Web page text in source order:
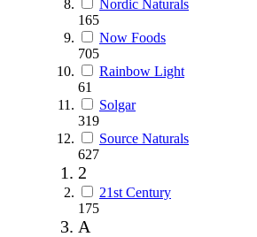
Nordic Naturals
165
Now Foods
705
Rainbow Light
61
Solgar
319
Source Naturals
627
2
21st Century
175
A